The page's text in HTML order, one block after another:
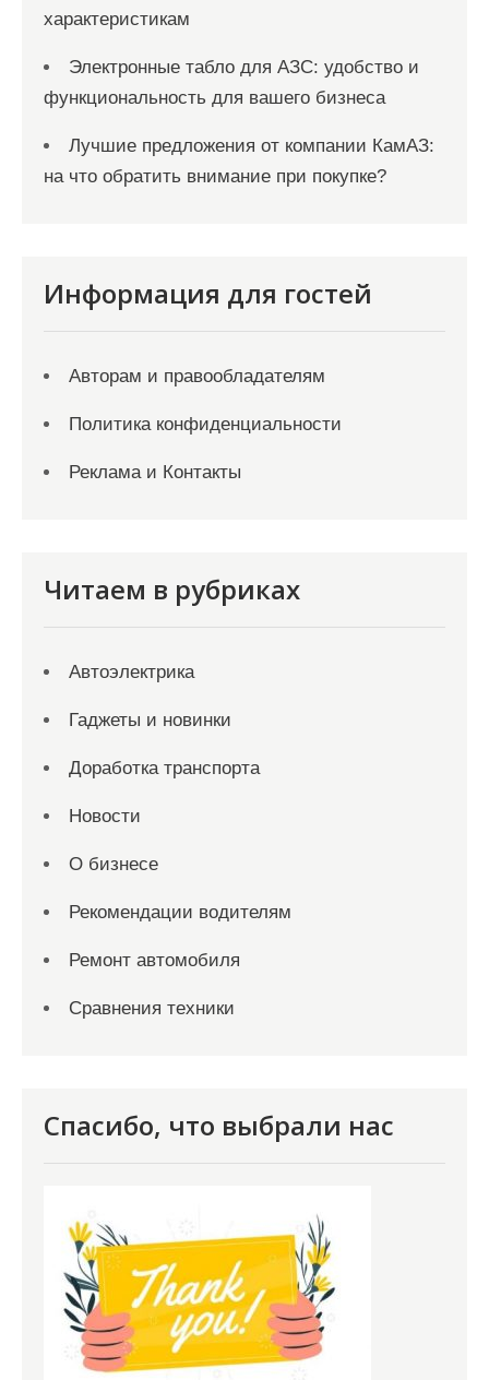
характеристикам
Электронные табло для АЗС: удобство и
функциональность для вашего бизнеса
Лучшие предложения от компании КамАЗ:
на что обратить внимание при покупке?
Информация для гостей
Авторам и правообладателям
Политика конфиденциальности
Реклама и Контакты
Читаем в рубриках
Автоэлектрика
Гаджеты и новинки
Доработка транспорта
Новости
О бизнесе
Рекомендации водителям
Ремонт автомобиля
Сравнения техники
Спасибо, что выбрали нас